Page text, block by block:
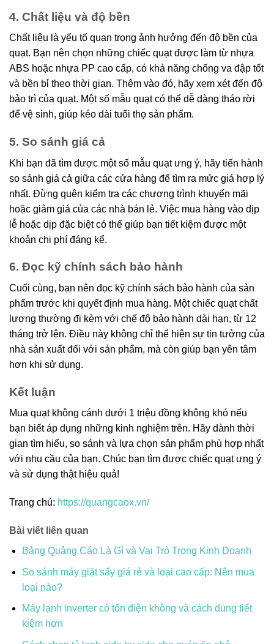
4. Chất liệu và độ bền
Chất liệu là yếu tố quan trọng ảnh hưởng đến độ bền của
quạt. Bạn nên chọn những chiếc quạt được làm từ nhựa
ABS hoặc nhựa PP cao cấp, có khả năng chống va đập tốt
và bền bỉ theo thời gian. Thêm vào đó, hãy xem xét đến độ
bảo trì của quạt. Một số mẫu quạt có thể dễ dàng tháo rời
để vệ sinh, giúp kéo dài tuổi thọ sản phẩm.
5. So sánh giá cả
Khi bạn đã tìm được một số mẫu quạt ưng ý, hãy tiến hành
so sánh giá cả giữa các cửa hàng để tìm ra mức giá hợp lý
nhất. Đừng quên kiểm tra các chương trình khuyến mãi
hoặc giảm giá của các nhà bán lẻ. Việc mua hàng vào dịp
lễ hoặc dịp đặc biệt có thể giúp bạn tiết kiệm được một
khoản chi phí đáng kể.
6. Đọc kỹ chính sách bảo hành
Cuối cùng, bạn nên đọc kỹ chính sách bảo hành của sản
phẩm trước khi quyết định mua hàng. Một chiếc quạt chất
lượng thường đi kèm với chế độ bảo hành dài hạn, từ 12
tháng trở lên. Điều này không chỉ thể hiện sự tin tưởng của
nhà sản xuất đối với sản phẩm, mà còn giúp bạn yên tâm
hơn khi sử dụng.
Kết luận
Mua quạt không cánh dưới 1 triệu đồng không khó nếu
bạn biết áp dụng những kinh nghiệm trên. Hãy dành thời
gian tìm hiểu, so sánh và lựa chọn sản phẩm phù hợp nhất
với nhu cầu của bạn. Chúc bạn tìm được chiếc quạt ưng ý
và sử dụng thật hiệu quả!
Trang chủ: https://quangcaox.vn/
Bài viết liên quan
Bảng Quảng Cáo Là Gì và Vai Trò Trong Kinh Doanh
So sánh máy giặt sấy giá rẻ và loại cao cấp: Nên mua
loại nào?
Máy lạnh inverter có tốn điện không và cách dùng tiết
kiệm hơn